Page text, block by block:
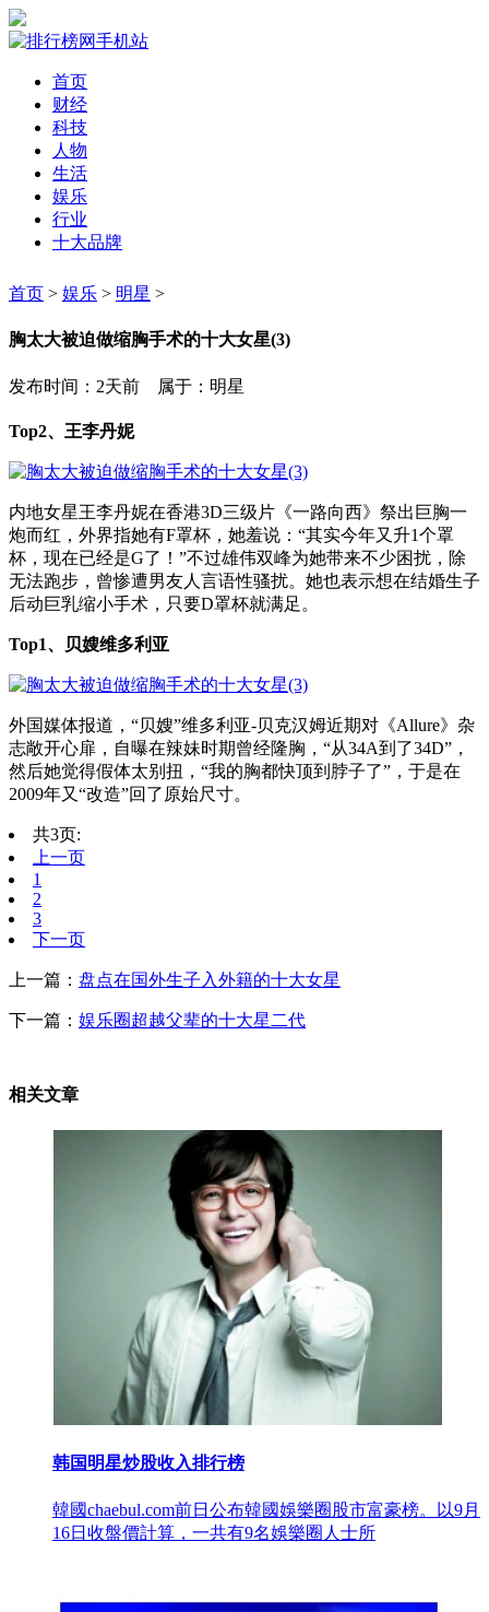
首页
财经
科技
人物
生活
娱乐
行业
十大品牌
首页 > 娱乐 > 明星 >
胸太大被迫做缩胸手术的十大女星(3)
发布时间：2天前 属于：明星
Top2、王李丹妮
内地女星王李丹妮在香港3D三级片《一路向西》祭出巨胸一
炮而红，外界指她有F罩杯，她羞说：“其实今年又升1个罩
杯，现在已经是G了！”不过雄伟双峰为她带来不少困扰，除
无法跑步，曾惨遭男友人言语性骚扰。她也表示想在结婚生子
后动巨乳缩小手术，只要D罩杯就满足。
Top1、贝嫂维多利亚
外国媒体报道，“贝嫂”维多利亚-贝克汉姆近期对《Allure》杂
志敞开心扉，自曝在辣妹时期曾经隆胸，“从34A到了34D”，
然后她觉得假体太别扭，“我的胸都快顶到脖子了”，于是在
2009年又“改造”回了原始尺寸。
共3页:
上一页
1
2
3
下一页
上一篇： 盘点在国外生子入外籍的十大女星
下一篇： 娱乐圈超越父辈的十大星二代
相关文章
韩国明星炒股收入排行榜
韓國chaebul.com前日公布韓國娛樂圈股市富豪榜。以9月
16日收盤價計算，一共有9名娛樂圈人士所